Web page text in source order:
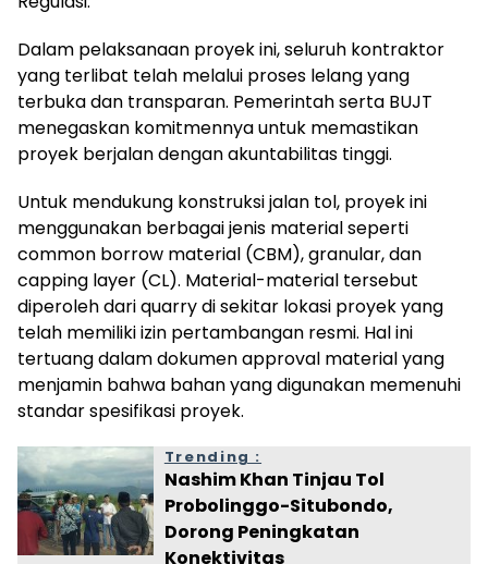
Dalam pelaksanaan proyek ini, seluruh kontraktor
yang terlibat telah melalui proses lelang yang
terbuka dan transparan. Pemerintah serta BUJT
menegaskan komitmennya untuk memastikan
proyek berjalan dengan akuntabilitas tinggi.
Untuk mendukung konstruksi jalan tol, proyek ini
menggunakan berbagai jenis material seperti
common borrow material (CBM), granular, dan
capping layer (CL). Material-material tersebut
diperoleh dari quarry di sekitar lokasi proyek yang
telah memiliki izin pertambangan resmi. Hal ini
tertuang dalam dokumen approval material yang
menjamin bahwa bahan yang digunakan memenuhi
standar spesifikasi proyek.
Trending :
Nashim Khan Tinjau Tol
Probolinggo-Situbondo,
Dorong Peningkatan
Konektivitas